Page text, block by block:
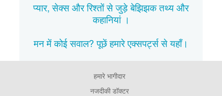
प्यार, सेक्स और रिश्तों से जुड़े बेझिझकतथ्यऔर
कहानियां।
मन में कोई सवाल? पूछें हमारे एक्सपर्ट्स सेयहाँ।
हमारे भागीदार
नजदीकी डॉक्टर